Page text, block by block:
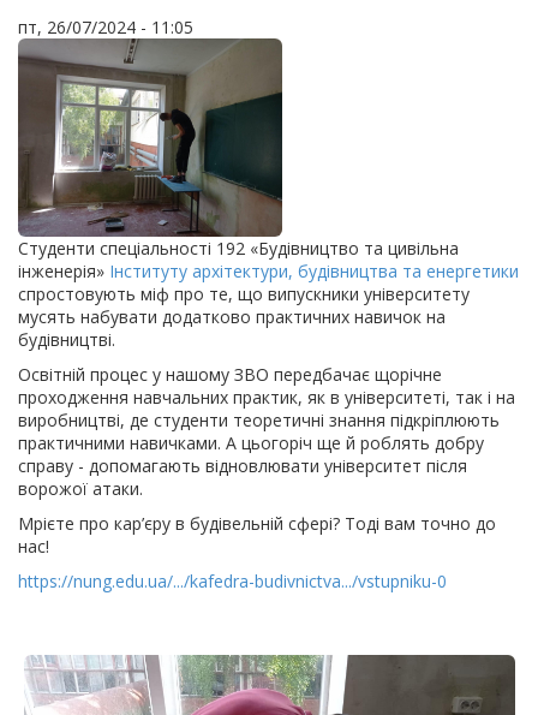
пт, 26/07/2024 - 11:05
Студенти спеціальності 192 «Будівництво та цивільна
інженерія» Інституту архітектури, будівництва та енергетики
спростовують міф про те, що випускники університету
мусять набувати додатково практичних навичок на
будівництві.
Освітній процес у нашому ЗВО передбачає щорічне
проходження навчальних практик, як в університеті, так і на
виробництві, де студенти теоретичні знання підкріплюють
практичними навичками. А цьогоріч ще й роблять добру
справу - допомагають відновлювати університет після
ворожої атаки.
Мрієте про кар’єру в будівельній сфері? Тоді вам точно до
нас!
https://nung.edu.ua/.../kafedra-budivnictva.../vstupniku-0